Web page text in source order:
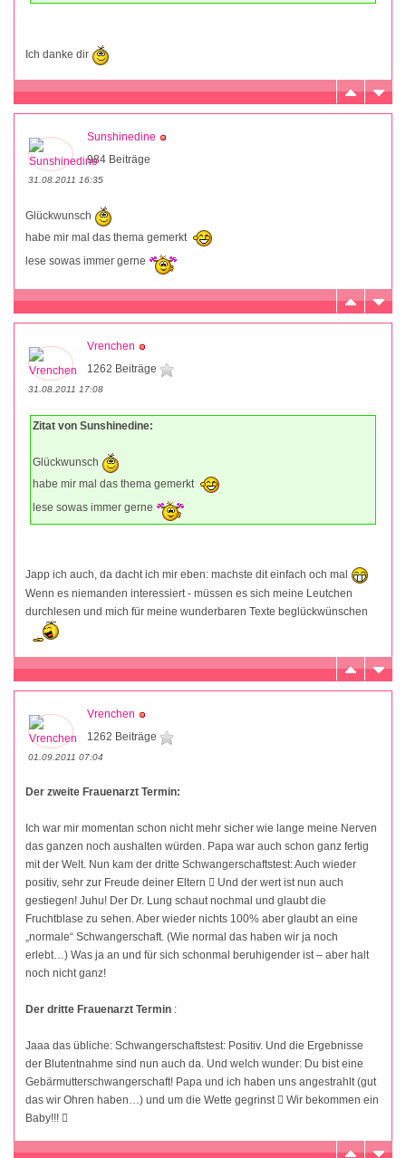
Ich danke dir
Sunshinedine
984 Beiträge
31.08.2011 16:35
Glückwunsch
habe mir mal das thema gemerkt
lese sowas immer gerne
Vrenchen
1262 Beiträge
31.08.2011 17:08
Zitat von Sunshinedine:
Glückwunsch
habe mir mal das thema gemerkt
lese sowas immer gerne
Japp ich auch, da dacht ich mir eben: machste dit einfach och mal
Wenn es niemanden interessiert - müssen es sich meine Leutchen
durchlesen und mich für meine wunderbaren Texte beglückwünschen
Vrenchen
1262 Beiträge
01.09.2011 07:04
Der zweite Frauenarzt Termin:
Ich war mir momentan schon nicht mehr sicher wie lange meine Nerven
das ganzen noch aushalten würden. Papa war auch schon ganz fertig
mit der Welt. Nun kam der dritte Schwangerschaftstest: Auch wieder
positiv, sehr zur Freude deiner Eltern  Und der wert ist nun auch
gestiegen! Juhu! Der Dr. Lung schaut nochmal und glaubt die
Fruchtblase zu sehen. Aber wieder nichts 100% aber glaubt an eine
„normale“ Schwangerschaft. (Wie normal das haben wir ja noch
erlebt…) Was ja an und für sich schonmal beruhigender ist – aber halt
noch nicht ganz!
Der dritte Frauenarzt Termin :
Jaaa das übliche: Schwangerschaftstest: Positiv. Und die Ergebnisse
der Blutentnahme sind nun auch da. Und welch wunder: Du bist eine
Gebärmutterschwangerschaft! Papa und ich haben uns angestrahlt (gut
das wir Ohren haben…) und um die Wette gegrinst  Wir bekommen ein
Baby!!! 